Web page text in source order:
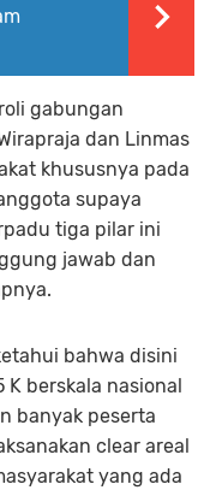
gabungan
dan Linmas
khususnya pada
supaya
tiga pilar ini
jawab dan
bahwa disini
K berskala nasional
banyak peserta
clear areal
yang ada